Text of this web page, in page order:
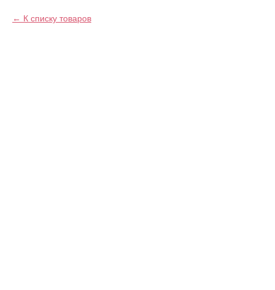
К списку товаров